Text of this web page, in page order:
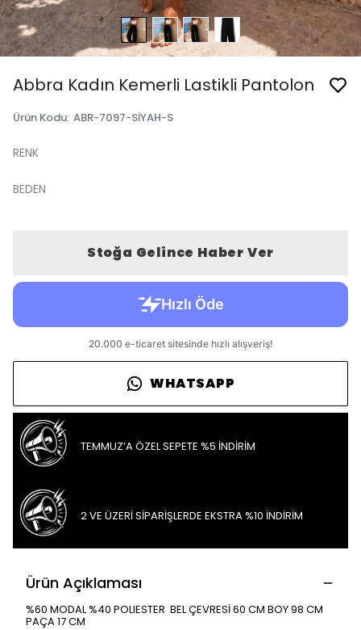
Abbra Kadın Kemerli Lastikli Pantolon
Ürün Kodu: ABR-7097-SİYAH-S
RENK
BEDEN
Stoğa Gelince Haber Ver
WHATSAPP
TEMMUZ’A ÖZEL SEPETE %5 İNDİRİM
2 VE ÜZERİ SİPARİŞLERDE EKSTRA %10 İNDİRİM
Ürün Açıklaması
%60 MODAL %40 POLIESTER BEL ÇEVRESİ 60 CM BOY 98 CM
PAÇA 17 CM